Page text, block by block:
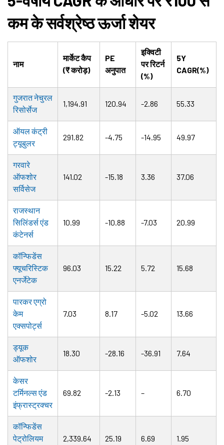
कम के सर्वश्रेष्ठ ऊर्जा शेयर
नाम
मार्केट कैप
(₹ करोड़)
PE
अनुपात
इक्विटी
पर रिटर्न
(%)
5Y
CAGR(%)
गुजरात नेचुरल
रिसोर्सेज
1,194.91 120.94 -2.86 55.33
ऑयल कंट्री
ट्यूबुलर
291.82 -4.75 -14.95 49.97
गरवारे
ऑफशोर
सर्विसेज
141.02 -15.18 3.36 37.06
राजस्थान
सिलिंडर्स एंड
कंटेनर्स
10.99 -10.88 -7.03 20.99
कॉन्फिडेंस
फ्यूचरिस्टिक
एनर्जेटेक
96.03 15.22 5.72 15.68
पारकर एग्रो
केम
एक्सपोर्ट्स
7.03 8.17 -5.02 13.66
ड्यूक
ऑफशोर
18.30 -28.16 -36.91 7.64
केसर
टर्मिनल्स एंड
इंफ्रास्ट्रक्चर
69.82 -2.13 – 6.70
कॉन्फिडेंस
पेट्रोलियम
2,339.64 25.19 6.69 1.95